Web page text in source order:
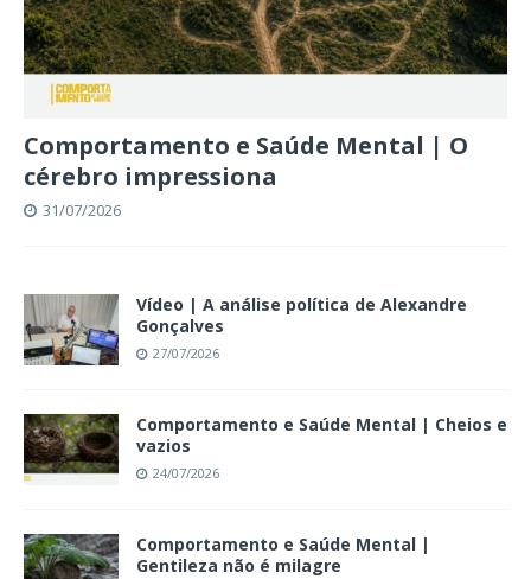
Comportamento e Saúde Mental | O
cérebro impressiona
31/07/2026
Vídeo | A análise política de Alexandre
Gonçalves
27/07/2026
Comportamento e Saúde Mental | Cheios e
vazios
24/07/2026
Comportamento e Saúde Mental |
Gentileza não é milagre